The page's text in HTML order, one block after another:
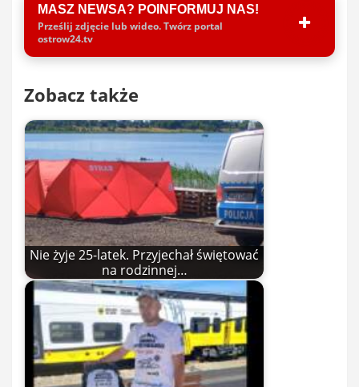
MASZ NEWSA? POINFORMUJ NAS!
Prześlij zdjęcie lub wideo. Twórz portal
ostrow24.tv
Zobacz także
Nie żyje 25-latek. Przyjechał świętować
na rodzinnej…